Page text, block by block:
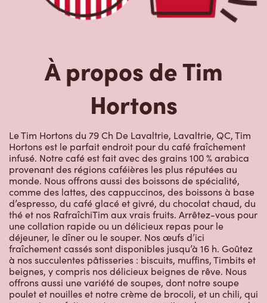
À propos de Tim
Hortons
Le Tim Hortons du 79 Ch De Lavaltrie, Lavaltrie, QC, Tim
Hortons est le parfait endroit pour du café fraîchement
infusé. Notre café est fait avec des grains 100 % arabica
provenant des régions caféières les plus réputées au
monde. Nous offrons aussi des boissons de spécialité,
comme des lattes, des cappuccinos, des boissons à base
d’espresso, du café glacé et givré, du chocolat chaud, du
thé et nos RafraîchiTim aux vrais fruits. Arrêtez-vous pour
une collation rapide ou un délicieux repas pour le
déjeuner, le dîner ou le souper. Nos œufs d’ici
fraîchement cassés sont disponibles jusqu’à 16 h. Goûtez
à nos succulentes pâtisseries : biscuits, muffins, Timbits et
beignes, y compris nos délicieux beignes de rêve. Nous
offrons aussi une variété de soupes, dont notre soupe
poulet et nouilles et notre crème de brocoli, et un chili, qui